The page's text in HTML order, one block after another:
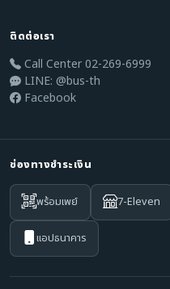
ติดต่อเรา
Call Center 02-269-6999
LINE: @bus-th
Facebook
ช่องทางชำระเงิน
พร้อมเพย์ 7-Eleven
แอปธนาคาร